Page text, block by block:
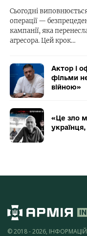
Сьогодні
операції —
кампанії, яка
агресора. Цей крок…
Актор і
фільми
війною»
«Це зло
© 2018 - 2026,